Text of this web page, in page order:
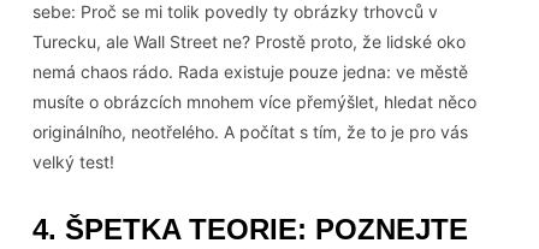
sebe: Proč se mi tolik povedly ty obrázky trhovců v
Turecku, ale Wall Street ne? Prostě proto, že lidské oko
nemá chaos rádo. Rada existuje pouze jedna: ve městě
musíte o obrázcích mnohem více přemýšlet, hledat něco
originálního, neotřelého. A počítat s tím, že to je pro vás
velký test!
4. ŠPETKA TEORIE: POZNEJTE